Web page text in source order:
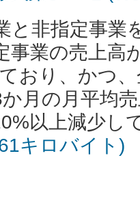
と非指定事業
事業の売上高
おり、かつ
月の月平均
以上減少し
キロバイト)